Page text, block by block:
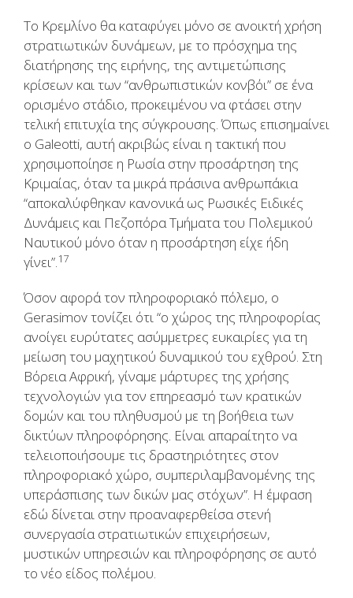
Το Κρεμλίνο θα καταφύγει μόνο σε ανοικτή χρήση
στρατιωτικών δυνάμεων, με το πρόσχημα της
διατήρησης της ειρήνης, της αντιμετώπισης
κρίσεων και των “ανθρωπιστικών κονβόι” σε ένα
ορισμένο στάδιο, προκειμένου να φτάσει στην
τελική επιτυχία της σύγκρουσης. Όπως επισημαίνει
ο Galeotti, αυτή ακριβώς είναι η τακτική που
χρησιμοποίησε η Ρωσία στην προσάρτηση της
Κριμαίας, όταν τα μικρά πράσινα ανθρωπάκια
“αποκαλύφθηκαν κανονικά ως Ρωσικές Ειδικές
Δυνάμεις και Πεζοπόρα Τμήματα του Πολεμικού
Ναυτικού μόνο όταν η προσάρτηση είχε ήδη
γίνει”.17
Όσον αφορά τον πληροφοριακό πόλεμο, ο
Gerasimov τονίζει ότι “ο χώρος της πληροφορίας
ανοίγει ευρύτατες ασύμμετρες ευκαιρίες για τη
μείωση του μαχητικού δυναμικού του εχθρού. Στη
Βόρεια Αφρική, γίναμε μάρτυρες της χρήσης
τεχνολογιών για τον επηρεασμό των κρατικών
δομών και του πληθυσμού με τη βοήθεια των
δικτύων πληροφόρησης. Είναι απαραίτητο να
τελειοποιήσουμε τις δραστηριότητες στον
πληροφοριακό χώρο, συμπεριλαμβανομένης της
υπεράσπισης των δικών μας στόχων”. Η έμφαση
εδώ δίνεται στην προαναφερθείσα στενή
συνεργασία στρατιωτικών επιχειρήσεων,
μυστικών υπηρεσιών και πληροφόρησης σε αυτό
το νέο είδος πολέμου.